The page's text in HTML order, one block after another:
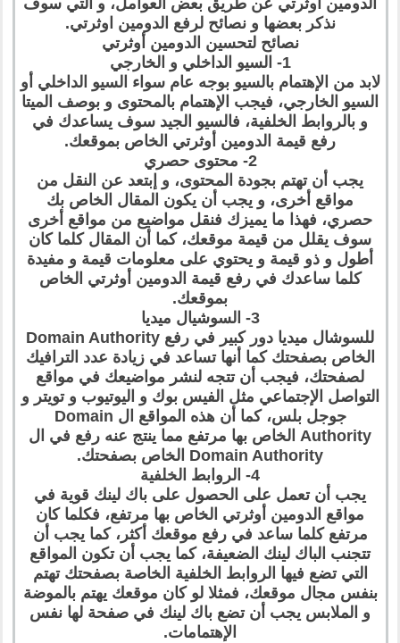
الدومين أوثرتي عن طريق بعض العوامل، و التي سوف
نذكر بعضها و نصائح لرفع الدومين اوثرتي.
نصائح لتحسين الدومين أوثرتي
1- السيو الداخلي و الخارجي
لابد من الإهتمام بالسيو بوجه عام سواء السيو الداخلي أو
السيو الخارجي، فيجب الإهتمام بالمحتوى و بوصف الميتا
و بالروابط الخلفية، فالسيو الجيد سوف يساعدك في
رفع قيمة الدومين أوثرتي الخاص بموقعك.
2- محتوى حصري
يجب أن تهتم بجودة المحتوى، و إبتعد عن النقل من
مواقع أخرى، و يجب أن يكون المقال الخاص بك
حصري، فهذا ما يميزك فنقل مواضيع من مواقع أخرى
سوف يقلل من قيمة موقعك، كما أن المقال كلما كان
أطول و ذو قيمة و يحتوي على معلومات قيمة و مفيدة
كلما ساعدك في رفع قيمة الدومين أوثرتي الخاص
بموقعك.
3- السوشيال ميديا
للسوشال ميديا دور كبير في رفع Domain Authority
الخاص بصفحتك كما أنها تساعد في زيادة عدد الترافيك
لصفحتك، فيجب أن تتجه لنشر مواضيعك في مواقع
التواصل الإجتماعي مثل الفيس بوك و اليوتيوب و تويتر و
جوجل بلس، كما أن هذه المواقع ال Domain
Authority الخاص بها مرتفع مما ينتج عنه رفع في ال
Domain Authority الخاص بصفحتك.
4- الروابط الخلفية
يجب أن تعمل على الحصول على باك لينك قوية في
مواقع الدومين أوثرتي الخاص بها مرتفع، فكلما كان
مرتفع كلما ساعد في رفع موقعك أكثر، كما يجب أن
تتجنب الباك لينك الضعيفة، كما يجب أن تكون المواقع
التي تضع فيها الروابط الخلفية الخاصة بصفحتك تهتم
بنفس مجال موقعك، فمثلا لو كان موقعك يهتم بالموضة
و الملابس يجب أن تضع باك لينك في صفحة لها نفس
الإهتمامات.